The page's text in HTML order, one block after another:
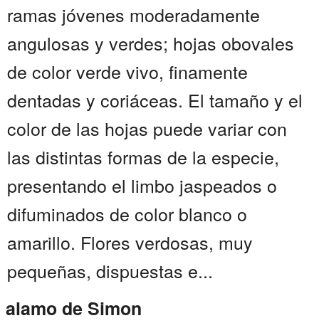
ramas jóvenes moderadamente
angulosas y verdes; hojas obovales
de color verde vivo, finamente
dentadas y coriáceas. El tamaño y el
color de las hojas puede variar con
las distintas formas de la especie,
presentando el limbo jaspeados o
difuminados de color blanco o
amarillo. Flores verdosas, muy
pequeñas, dispuestas e...
alamo de Simon